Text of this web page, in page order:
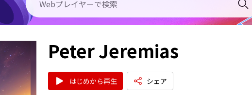
Peter Jeremias
はじめから再生 シェア